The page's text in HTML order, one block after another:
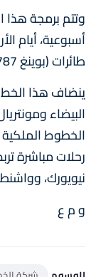
وتتم برمجة هذا
أسبوعية، أيام
طائرات (بوينغ 787 دريملاينر).
ينضاف هذا الخط
الخطوط الملكية
رحلات مباشرة
نيويورك،
و م ع